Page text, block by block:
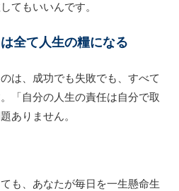
てもいいんです。
全て人生の糧になる
は、成功でも失敗でも、すべて
「自分の人生の責任は自分で取
ありません。
も、あなたが毎日を一生懸命生